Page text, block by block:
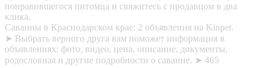
понравившегося питомца и свяжитесь с продавцом в два
клика.
Саванны в Краснодарском крае: 2 объявления на Kinpet.
➤ Выбрать верного друга вам поможет информация в
объявлениях: фото, видео, цена, описание, документы,
родословная и другие подробности о саванне. ➤ 465